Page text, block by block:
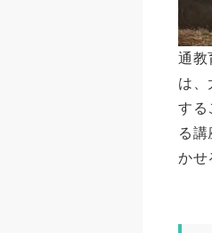
通教
は、
する
る
かせ